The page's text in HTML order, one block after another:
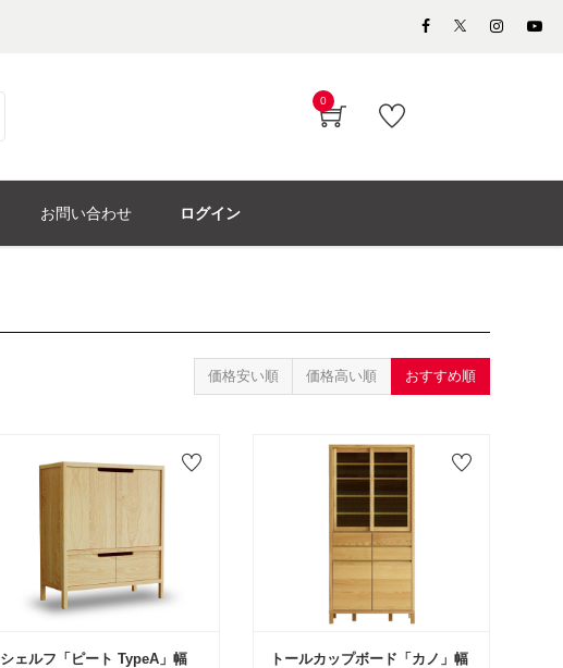
0
お問い合わせ ログイン
価格安い順 価格高い順 おすすめ順
シェルフ「ピート TypeA」幅
トールカップボード「カノ」幅